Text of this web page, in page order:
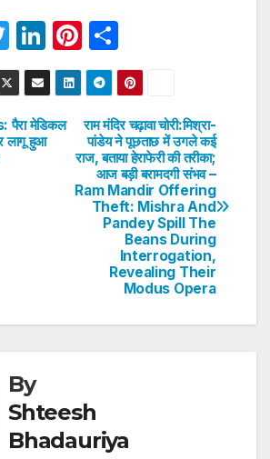
T
w
itt
er
Li
n
k
e
dI
Pi
nt
er
e
st
h
ar
e
राम मंदिर चढ़ावा चोरी:मिश्रा-
पांडेय ने पूछताछ में उगले कई
राज, बताया हेराफेरी की तरीका;
आज बड़ी बरामदगी संभव –
Ram Mandir Offering
Theft: Mishra And
Pandey Spill The
Beans During
Interrogation,
Revealing Their
Modus Opera
मेडिकल
लागू हुआ
By
Shteesh
Bhadauriya